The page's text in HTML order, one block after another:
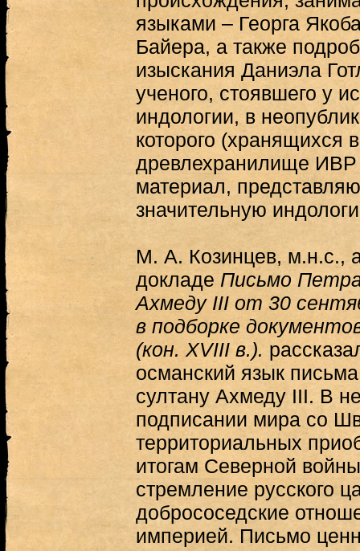
языками – Георга
Байера, а также
изыскания Даниэла
ученого, стоявшего у
индологии, в
которого
древлехранилище
материал,
значительную
М. А. Козинцев, м.н.с.,
докладе Письмо
Ахмеду III от 30
в подборке
(кон. XVIII в.).
османский язык
султану Ахмеду III. В
подписании мира со
территориальных
итогам Северной
стремление русского
добрососедские
империей. Письмо